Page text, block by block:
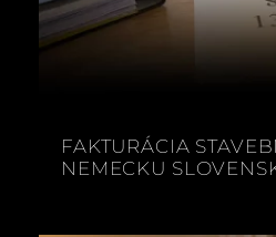
FAKTURÁCIA
NEMECKU